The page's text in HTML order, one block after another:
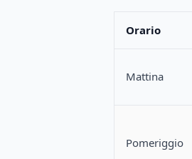
Orario
Mattina
Pomeriggio